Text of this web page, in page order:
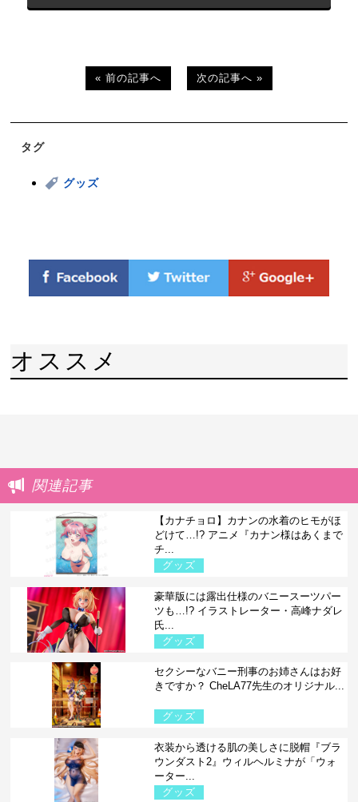
« 前の記事へ 次の記事へ »
タグ
グッズ
オススメ
関連記事
【カナチョロ】カナンの水着のヒモがほ
どけて…!? アニメ『カナン様はあくまで
チ...
グッズ
豪華版には露出仕様のバニースーツパー
ツも…!? イラストレーター・高峰ナダレ
氏...
グッズ
セクシーなバニー刑事のお姉さんはお好
きですか？ CheLA77先生のオリジナル...
グッズ
衣装から透ける肌の美しさに脱帽『ブラ
ウンダスト2』ウィルヘルミナが「ウォ
ーター...
グッズ